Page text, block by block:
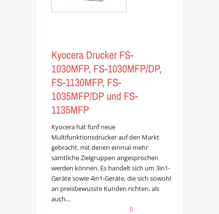
Kyocera Drucker FS-
1030MFP, FS-1030MFP/DP,
FS-1130MFP, FS-
1035MFP/DP und FS-
1135MFP
Kyocera hat fünf neue
Multifunktionsdrucker auf den Markt
gebracht, mit denen einmal mehr
sämtliche Zielgruppen angesprochen
werden können. Es handelt sich um 3in1-
Geräte sowie 4in1-Geräte, die sich sowohl
an preisbewusste Kunden richten, als
auch…
0